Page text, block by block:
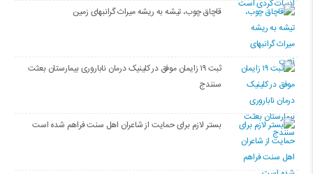
قاچاق چوب، تیشه به ریشه میراث گرانبهای زمین
ثبت ۱۹ زایمان موفق در کلینیک درمان ناباروری بیمارستان بعثت
سنندج
بستر لازم برای حمایت از شاعران اهل سنت فراهم شده است